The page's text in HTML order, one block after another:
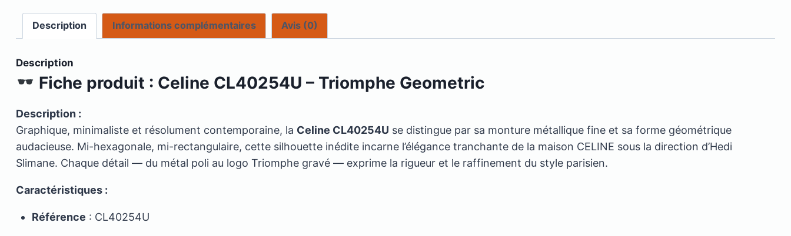
Description Informations complémentaires Avis (0)
Description
Fiche produit : Celine CL40254U – Triomphe Geometric
Description :
Graphique, minimaliste et résolument contemporaine, la Celine CL40254U se distingue par sa monture métallique fine et sa forme géométrique
audacieuse. Mi-hexagonale, mi-rectangulaire, cette silhouette inédite incarne l’élégance tranchante de la maison CELINE sous la direction d’Hedi
Slimane. Chaque détail — du métal poli au logo Triomphe gravé — exprime la rigueur et le raffinement du style parisien.
Caractéristiques :
Référence : CL40254U